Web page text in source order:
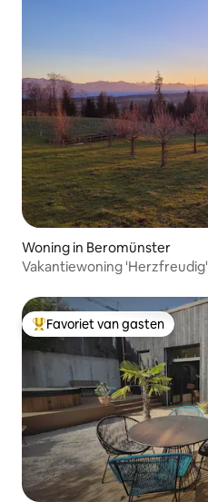
Woning in Beromünster
Vakantiewoning 'Herzfreudig'
Topfavoriet van gasten
Favoriet van gasten